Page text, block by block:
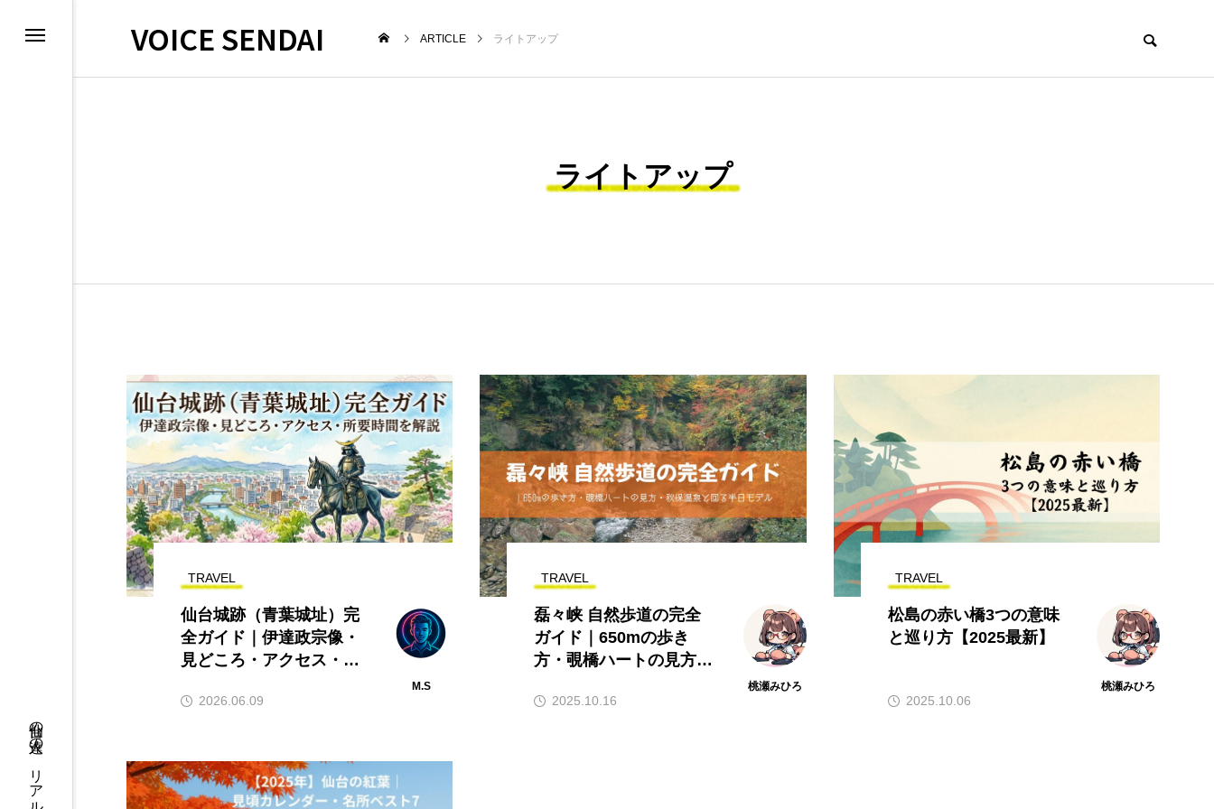
VOICE SENDAI ARTICLE ライトアップ
ライトアップ
TRAVEL
仙台城跡（青葉城址）完
全ガイド｜伊達政宗像・
見どころ・アクセス・所
M.S
2026.06.09
TRAVEL
磊々峡 自然歩道の完全
ガイド｜650mの歩き
方・覗橋ハートの見方・
ル
桃瀬みひろ
2025.10.16
TRAVEL
松島の赤い橋3つの意味
と巡り方【2025最新】
桃瀬みひろ
2025.10.06